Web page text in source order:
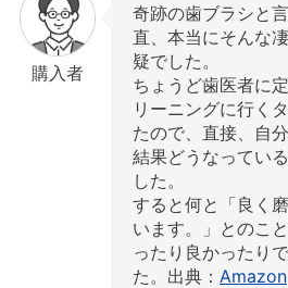
購入者
奇跡の歯ブラシと
直、本当にそんな
疑でした。
ちょうど歯医者に
リーニングに行く
たので、直接、自
結果どうなってい
した。
すると何と「良く
います。」とのこ
ったり良かったり
た。出典： Amazon